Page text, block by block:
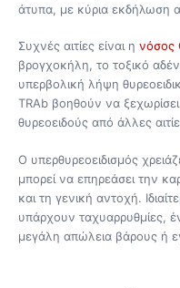
άτυπα, με κύρια εκδήλωση
Συχνές αιτίες είναι η νόσος
βρογχοκήλη, το τοξικό
υπερβολική λήψη
TRAb βοηθούν να
θυρεοειδούς από άλλες
Ο υπερθυρεοειδισμός
μπορεί να επηρεάσει την
και τη γενική αντοχή.
υπάρχουν ταχυαρρυθμίες,
μεγάλη απώλεια βάρους ή